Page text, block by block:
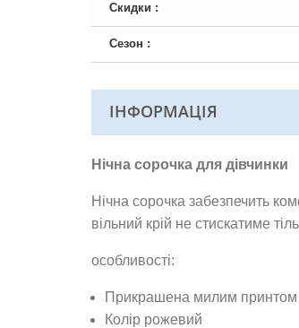
Скидки :
Сезон :
ІНФОРМАЦІЯ
Нічна сорочка для дівчинки
Нічна сорочка забезпечить
вільний крій не стискатиме
особливості:
Прикрашена милим принтом
Колір рожевий